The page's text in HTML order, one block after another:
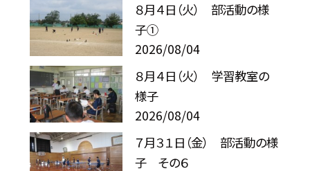
８月４日（火） 部活動の様
子①
2026/08/04
８月４日（火） 学習教室の
様子
2026/08/04
７月３１日（金） 部活動の様
子 その６